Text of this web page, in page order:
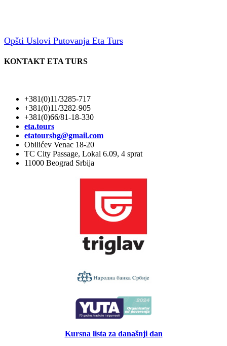
Opšti Uslovi Putovanja Eta Turs
KONTAKT ETA TURS
+381(0)11/3285-717
+381(0)11/3282-905
+381(0)66/81-18-330
eta.tours
etatoursbg@gmail.com
Obilićev Venac 18-20
TC City Passage, Lokal 6.09, 4 sprat
11000 Beograd Srbija
Kursna lista za današnji dan